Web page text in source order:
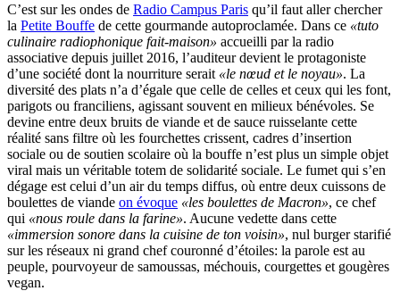
C’est sur les ondes de Radio Campus Paris qu’il faut aller chercher
la Petite Bouffe de cette gourmande autoproclamée. Dans ce «tuto
culinaire radiophonique fait-maison» accueilli par la radio
associative depuis juillet 2016, l’auditeur devient le protagoniste
d’une société dont la nourriture serait «le nœud et le noyau». La
diversité des plats n’a d’égale que celle de celles et ceux qui les font,
parigots ou franciliens, agissant souvent en milieux bénévoles. Se
devine entre deux bruits de viande et de sauce ruisselante cette
réalité sans filtre où les fourchettes crissent, cadres d’insertion
sociale ou de soutien scolaire où la bouffe n’est plus un simple objet
viral mais un véritable totem de solidarité sociale. Le fumet qui s’en
dégage est celui d’un air du temps diffus, où entre deux cuissons de
boulettes de viande on évoque «les boulettes de Macron», ce chef
qui «nous roule dans la farine». Aucune vedette dans cette
«immersion sonore dans la cuisine de ton voisin», nul burger starifié
sur les réseaux ni grand chef couronné d’étoiles: la parole est au
peuple, pourvoyeur de samoussas, méchouis, courgettes et gougères
vegan.